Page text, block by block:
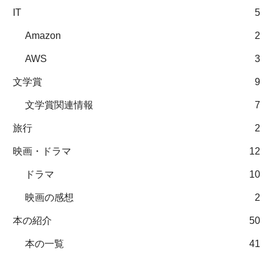
IT 5
Amazon 2
AWS 3
文学賞 9
文学賞関連情報 7
旅行 2
映画・ドラマ 12
ドラマ 10
映画の感想 2
本の紹介 50
本の一覧 41